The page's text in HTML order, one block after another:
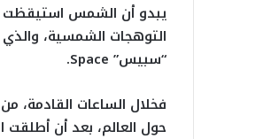
التوهجات الشمسية،
“سبيس” Space.
حول العالم، بعد أن